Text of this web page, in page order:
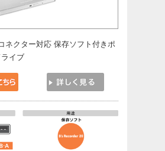
ネクター対応 保存ソフト付きポ
イブ